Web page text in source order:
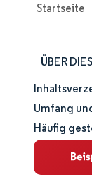
Startseite
ÜBER
Umfang
Häufig